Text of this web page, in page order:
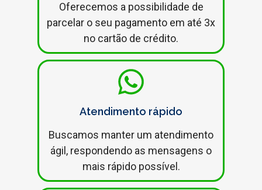
Oferecemos a possibilidade de
parcelar o seu pagamento em até 3x
no cartão de crédito.
Atendimento rápido
Buscamos manter um atendimento
ágil, respondendo as mensagens o
mais rápido possível.